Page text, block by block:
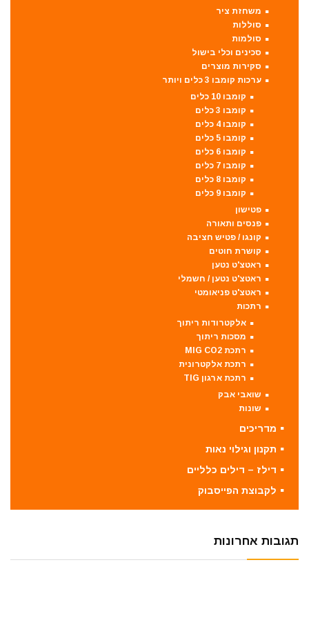
משחזת ציר
סוללות
סולמות
סכינים וכלי בישול
סקירות מוצרים
ערכות קומבו 3 כלים ויותר
קומבו 10 כלים
קומבו 3 כלים
קומבו 4 כלים
קומבו 5 כלים
קומבו 6 כלים
קומבו 7 כלים
קומבו 8 כלים
קומבו 9 כלים
פטישון
פנסים ותאורה
קונגו / פטיש חציבה
קושרת חוטים
ראטצ'ט נטען
ראטצ'ט נטען / חשמלי
ראטצ'ט פניאומטי
רתכות
אלקטרודות ריתוך
מסכות ריתוך
רתכת MIG CO2
רתכת אלקטרונית
רתכת ארגון TIG
שואבי אבק
שונות
מדריכים
תקנון וגילוי נאות
דילז – דילים כלליים
לקבוצת הפייסבוק
תגובות אחרונות